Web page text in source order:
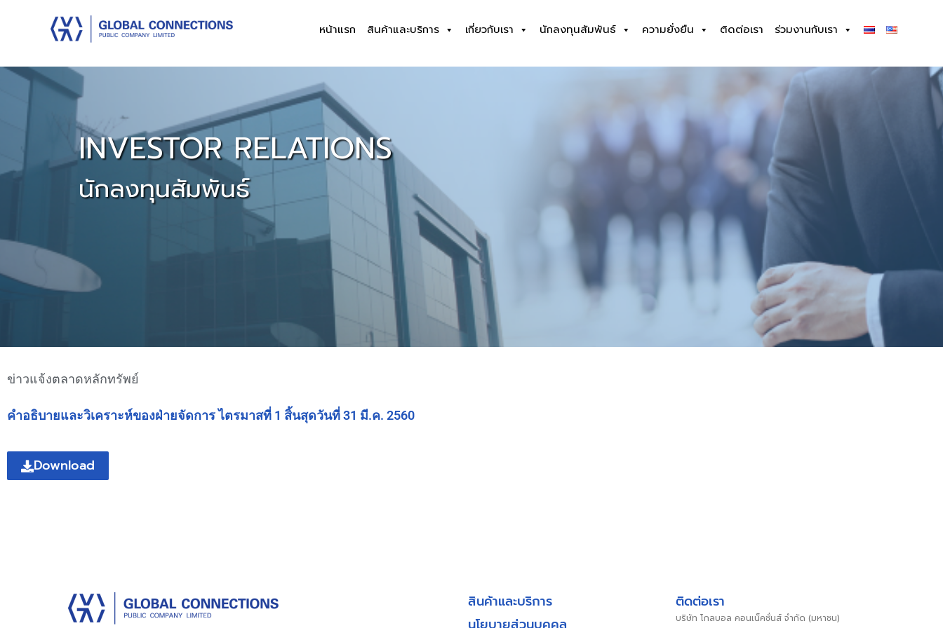
หน้าแรก สินค้าและบริการ เกี่ยวกับเรา นักลงทุนสัมพันธ์ ความยั่งยืน ติดต่อเรา ร่วมงานกับเรา
INVESTOR RELATIONS
นักลงทุนสัมพันธ์
ข่าวแจ้งตลาดหลักทรัพย์
คำอธิบายและวิเคราะห์ของฝ่ายจัดการ ไตรมาสที่ 1 สิ้นสุดวันที่ 31 มี.ค. 2560
Download
สินค้าและบริการ
ติดต่อเรา
บริษัท โกลบอล คอนเน็คชั่นส์ จำกัด (มหาชน)